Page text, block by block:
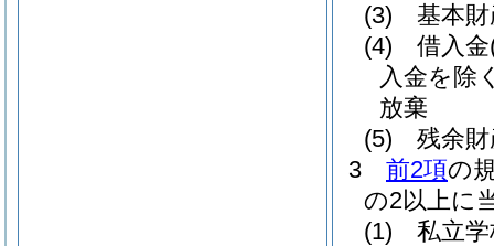
(3)
基本
(4)
借入金
入金を除
放棄
(5)
残余
3
前2項の
の2以上に
(1)
私立